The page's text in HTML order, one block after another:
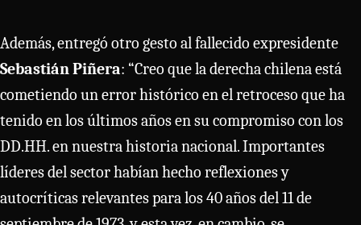
Además, entregó otro gesto al fallecido expresidente
Sebastián Piñera: “Creo que la derecha chilena está
cometiendo un error histórico en el retroceso que ha
tenido en los últimos años en su compromiso con los
DD.HH. en nuestra historia nacional. Importantes
líderes del sector habían hecho reflexiones y
autocríticas relevantes para los 40 años del 11 de